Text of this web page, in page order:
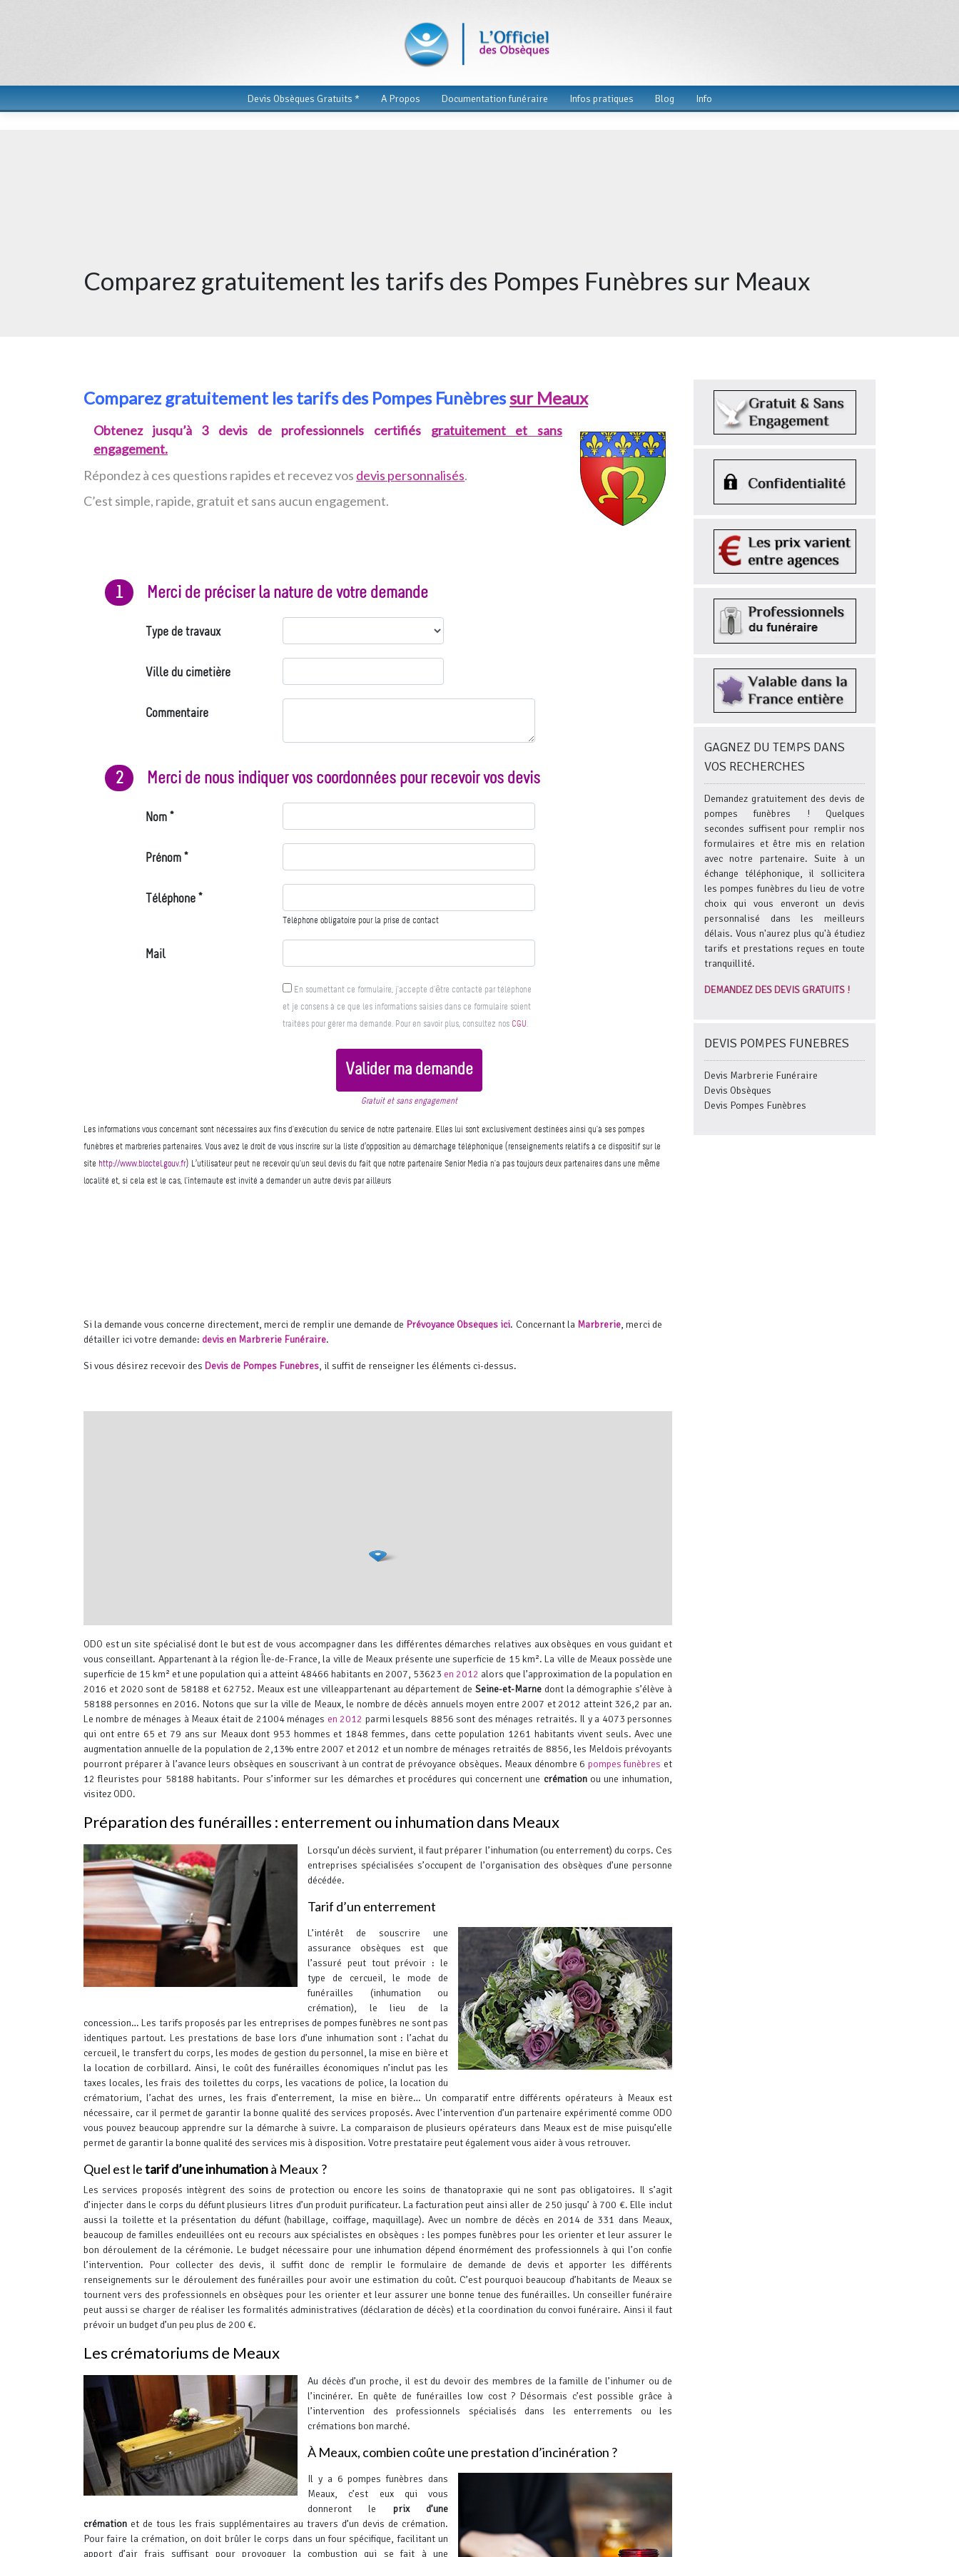
Devis Obsèques Gratuits * A Propos Documentation funéraire Infos pratiques Blog Info
Comparez gratuitement les tarifs des Pompes Funèbres sur Meaux
Comparez gratuitement les tarifs des Pompes Funèbressur Meaux
Obtenez jusqu’à 3 devis de professionnels certifiés gratuitement et sans
engagement.
Répondez à ces questions rapides et recevezvos devis personnalisés.
C’est simple, rapide, gratuit et sans aucun engagement.
Si la demande vous concerne directement, merci de remplir une demande de Prévoyance Obsèques ici. Concernant la Marbrerie, merci de
détailler ici votre demande: devis en Marbrerie Funéraire.
Si vous désirez recevoir des Devis de Pompes Funèbres, il suffit de renseigner les éléments ci-dessus.
Leaflet OpenStreetMap contributeurs
ODO est un site spécialisé dont le but est de vous accompagner dans les différentes démarches relatives aux obsèques en vous guidant et
vous conseillant. Appartenant à la région Île-de-France, la ville de Meaux présente une superficie de 15 km². La ville de Meaux possède une
superficie de 15 km² et une population qui a atteint 48466 habitants en 2007, 53623 en 2012 alors que l’approximation de la population en
2016 et 2020 sont de 58188 et 62752. Meaux est une villeappartenant au département de Seine-et-Marne dont la démographie s’élève à
58188 personnes en 2016. Notons que sur la ville de Meaux, le nombre de décès annuels moyen entre 2007 et 2012 atteint 326,2 par an.
Le nombre de ménages à Meaux était de 21004 ménages en 2012 parmi lesquels 8856 sont des ménages retraités. Il y a 4073 personnes
qui ont entre 65 et 79 ans sur Meaux dont 953 hommes et 1848 femmes, dans cette population 1261 habitants vivent seuls. Avec une
augmentation annuelle de la population de 2,13% entre 2007 et 2012 et un nombre de ménages retraités de 8856, les Meldois prévoyants
pourront préparer à l’avance leurs obsèques en souscrivant à un contrat de prévoyance obsèques. Meaux dénombre 6 pompes funèbres et
12 fleuristes pour 58188 habitants. Pour s’informer sur les démarches et procédures qui concernent une crémationou une inhumation,
visitez ODO.
Préparation des funérailles : enterrement ou inhumation dans Meaux
Lorsqu’un décès survient, il faut préparer l’inhumation (ou enterrement) du corps. Ces
entreprises spécialisées s’occupent de l’organisation des obsèques d’une personne
décédée.
Tarif d’un enterrement
L’intérêt de souscrire une
assurance obsèques est que
l’assuré peut tout prévoir : le
type de cercueil, le mode de
funérailles (inhumation ou
crémation), le lieu de la
concession… Les tarifs proposés par les entreprises de pompes funèbres ne sont pas
identiques partout. Les prestations de base lors d’une inhumation sont : l’achat du
cercueil, le transfert du corps, les modes de gestion du personnel, la mise en bière et
la location de corbillard. Ainsi, le coût des funérailles économiques n’inclut pas les
taxes locales, les frais des toilettes du corps, les vacations de police, la location du
crématorium, l’achat des urnes, les frais d’enterrement, la mise en bière… Un comparatif entre différents opérateurs à Meaux est
nécessaire, car il permet de garantir la bonne qualité des services proposés. Avec l’intervention d’un partenaire expérimenté comme ODO
vous pouvez beaucoup apprendre sur la démarche à suivre. La comparaison de plusieurs opérateurs dans Meaux est de mise puisqu’elle
permet de garantir la bonne qualité des services mis à disposition. Votre prestataire peut également vous aider à vous retrouver.
Quel est letarif d’une inhumationà Meaux ?
Les services proposés intègrent des soins de protection ou encore les soins de thanatopraxie qui ne sont pas obligatoires. Il s’agit
d’injecter dans le corps du défunt plusieurs litres d’un produit purificateur. La facturation peut ainsi aller de 250 jusqu’ à 700 €. Elle inclut
aussi la toilette et la présentation du défunt (habillage, coiffage, maquillage). Avec un nombre de décès en 2014 de 331 dans Meaux,
beaucoup de familles endeuillées ont eu recours aux spécialistes en obsèques : les pompes funèbres pour les orienter et leur assurer le
bon déroulement de la cérémonie. Le budget nécessaire pour une inhumation dépend énormément des professionnels à qui l’on confie
l’intervention. Pour collecter des devis, il suffit donc de remplir le formulaire de demande de devis et apporter les différents
renseignements sur le déroulement des funérailles pour avoir une estimation du coût. C’est pourquoi beaucoup d’habitants de Meaux se
tournent vers des professionnels en obsèques pour les orienter et leur assurer une bonne tenue des funérailles. Un conseiller funéraire
peut aussi se charger de réaliser les formalités administratives (déclaration de décès) et la coordination du convoi funéraire. Ainsi il faut
prévoir un budget d’un peu plus de 200 €.
Les crématoriums de Meaux
Au décès d’un proche, il est du devoir des membres de la famille de l’inhumer ou de
l’incinérer. En quête de funérailles low cost ? Désormais c’est possible grâce à
l’intervention des professionnels spécialisés dans les enterrements ou les
crémations bon marché.
À Meaux, combien coûte une prestation d’incinération ?
Il y a 6 pompes funèbres dans
Meaux, c’est eux qui vous
donneront le prix d’une
crémation et de tous les frais supplémentaires au travers d’un devis de crémation.
Pour faire la crémation, on doit brûler le corps dans un four spécifique, facilitant un
apport d’air frais suffisant pour provoquer la combustion qui se fait à une
GAGNEZ DU TEMPS DANS
VOS RECHERCHES
Demandez gratuitement des devis de
pompes funèbres ! Quelques
secondes suffisent pour remplir nos
formulaires et être mis en relation
avec notre partenaire. Suite à un
échange téléphonique, il sollicitera
les pompes funèbres du lieu de votre
choix qui vous enveront un devis
personnalisé dans les meilleurs
délais. Vous n'aurez plus qu'à étudiez
tarifs et prestations reçues en toute
tranquillité.
DEMANDEZ DES DEVIS GRATUITS !
DEVIS POMPES FUNEBRES
Devis Marbrerie Funéraire
Devis Obsèques
Devis Pompes Funèbres